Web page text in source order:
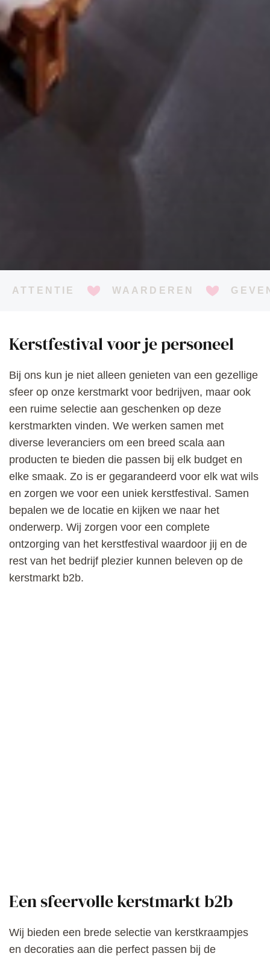
ATTENTIE WAARDEREN
Kerstfestival voor je personeel
Bij ons kun je niet alleen genieten van een gezellige
sfeer op onze kerstmarkt voor bedrijven, maar ook
een ruime selectie aan geschenken op deze
kerstmarkten vinden. We werken samen met
diverse leveranciers om een breed scala aan
producten te bieden die passen bij elk budget en
elke smaak. Zo is er gegarandeerd voor elk wat wils
en zorgen we voor een uniek kerstfestival. Samen
bepalen we de locatie en kijken we naar het
onderwerp. Wij zorgen voor een complete
ontzorging van het kerstfestival waardoor jij en de
rest van het bedrijf plezier kunnen beleven op de
kerstmarkt b2b.
Een sfeervolle kerstmarkt b2b
Wij bieden een brede selectie van kerstkraampjes
en decoraties aan die perfect passen bij de